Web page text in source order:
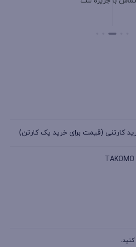
کارتنی (قیمت برای خرید یک کارتن)